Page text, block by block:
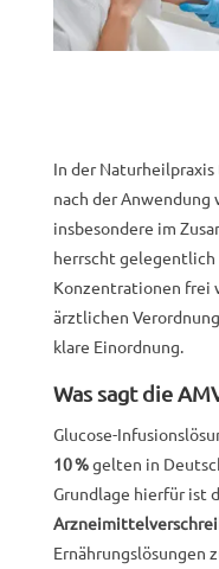
In der
nach der Anwendung
insbesondere im
herrscht gelegentlich
Konzentrationen frei
ärztlichen
klare Einordnung.
Was sagt die
Glucose-
10 %gelten in
Grundlage hierfür ist
Ernährungslösungen